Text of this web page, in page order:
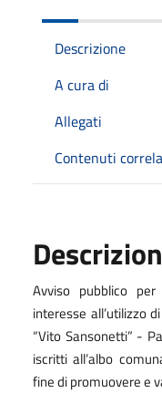
Descrizione
A cura di
Allegati
Contenuti
Avviso pubblico
interesse all’utilizzo
“Vito Sansonetti” -
iscritti all’albo
fine di promuovere e